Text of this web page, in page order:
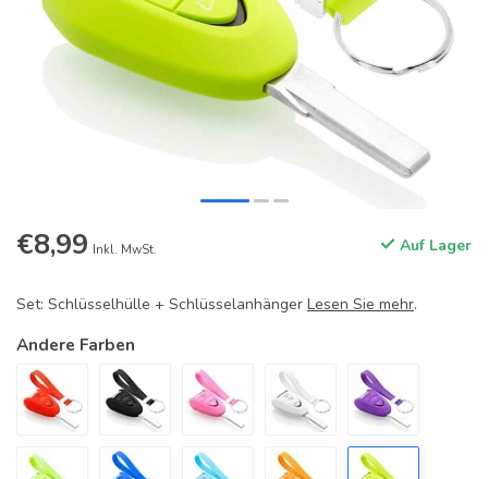
€8,99 Inkl. MwSt. Auf Lager
Set: Schlüsselhülle + Schlüsselanhänger Lesen Sie mehr.
Andere Farben